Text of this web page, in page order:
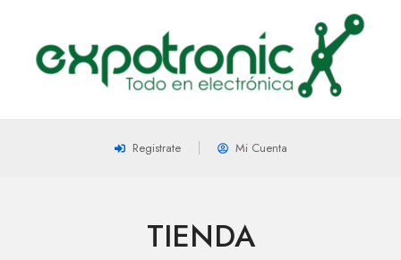
Registrate Mi Cuenta
TIENDA